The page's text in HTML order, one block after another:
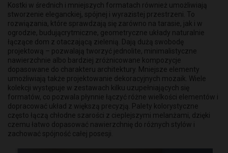
Kostki w średnich i mniejszych formatach również umożliwiają
stworzenie eleganckiej, spójnej i wyrazistej przestrzeni. To
rozwiązania, które sprawdzają się zarówno na tarasie, jak i w
ogrodzie, budującrytmiczne, geometryczne układy naturalnie
łączące dom z otaczającą zielenią. Dają dużą swobodę
projektową – pozwalają tworzyć jednolite, minimalistyczne
nawierzchnie albo bardziej zróżnicowane kompozycje
dopasowane do charakteru architektury. Mniejsze elementy
umożliwiają także projektowanie dekoracyjnych mozaik. Wiele
kolekcji występuje w zestawach kilku uzupełniających się
formatów, co pozwala płynnie łączyć różne wielkości elementów i
dopracować układ z większą precyzją. Palety kolorystyczne
często łączą chłodne szarości z cieplejszymi melanżami, dzięki
czemu łatwo dopasować nawierzchnię do różnych stylów i
zachować spójność całej posesji.